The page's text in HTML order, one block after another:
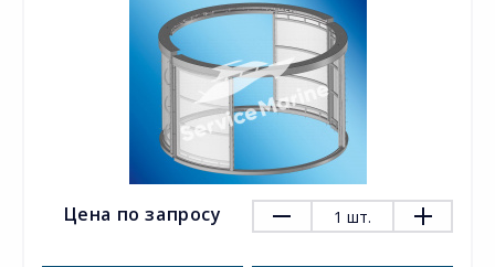
Цена по запросу 1 шт.